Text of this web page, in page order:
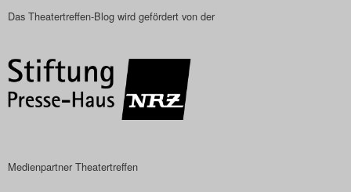
Nutzungsbedingungen
Search
Das Theatertreffen-Blog wird gefördert von der
Medienpartner Theatertreffen